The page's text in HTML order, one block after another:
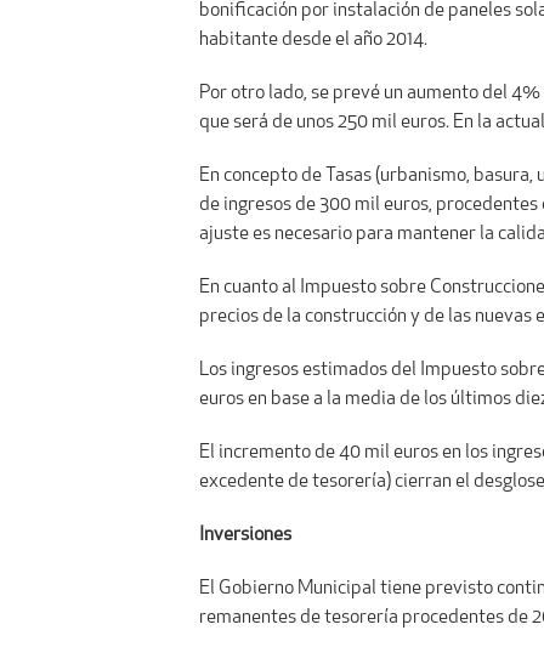
bonificación por instalación de paneles
habitante desde el año 2014.
Por otro lado, se prevé un aumento del
que será de unos 250 mil euros. En la
En concepto de Tasas (urbanismo,
de ingresos de 300 mil euros,
ajuste es necesario para mantener la
En cuanto al Impuesto sobre
precios de la construcción y de las
Los ingresos estimados del Impuesto
euros en base a la media de los últimos
El incremento de 40 mil euros en los
excedente de tesorería) cierran el
Inversiones
El Gobierno Municipal tiene previsto
remanentes de tesorería procedentes de